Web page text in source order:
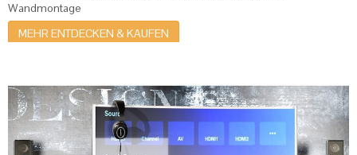
Wandmontage
MEHR ENTDECKEN & KAUFEN